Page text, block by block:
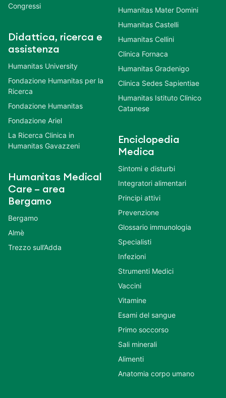
Congressi
Didattica, ricerca e
assistenza
Humanitas University
Fondazione Humanitas per la
Ricerca
Fondazione Humanitas
Fondazione Ariel
La Ricerca Clinica in
Humanitas Gavazzeni
Humanitas Medical
Care – area
Bergamo
Bergamo
Almè
Trezzo sull’Adda
Humanitas Mater Domini
Humanitas Castelli
Humanitas Cellini
Clinica Fornaca
Humanitas Gradenigo
Clinica Sedes Sapientiae
Humanitas Istituto Clinico
Catanese
Enciclopedia
Medica
Sintomi e disturbi
Integratori alimentari
Principi attivi
Prevenzione
Glossario immunologia
Specialisti
Infezioni
Strumenti Medici
Vaccini
Vitamine
Esami del sangue
Primo soccorso
Sali minerali
Alimenti
Anatomia corpo umano